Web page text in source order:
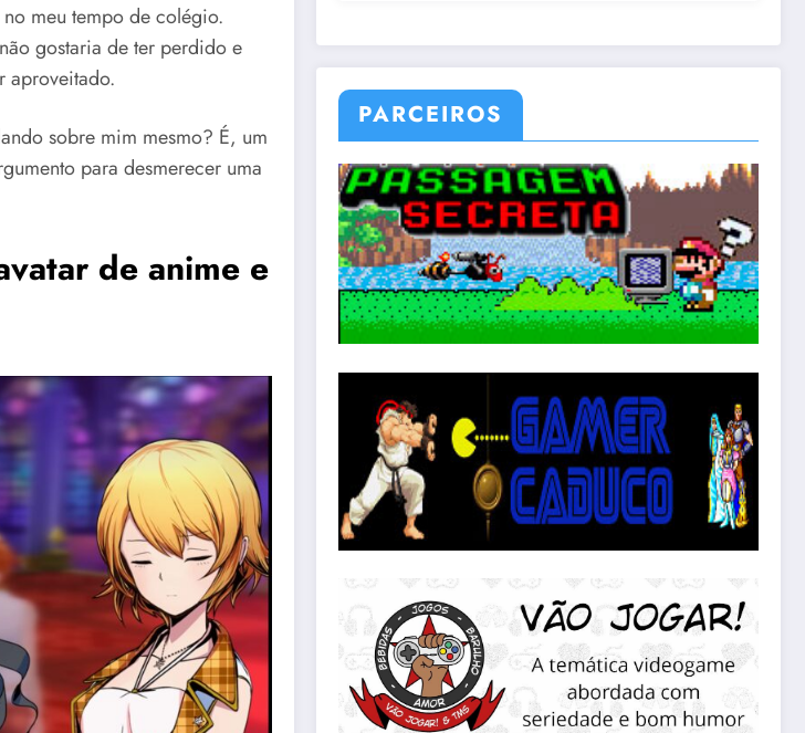
meu tempo de colégio.
gostaria de ter perdido e
aproveitado.
sobre mim mesmo? É, um
para desmerecer uma
de anime e
PARCEIROS